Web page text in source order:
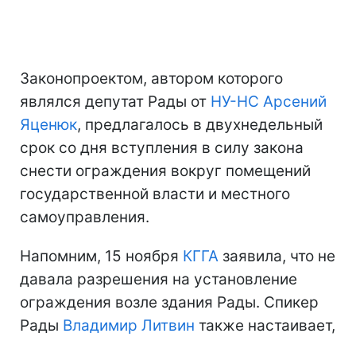
Законопроектом, автором которого
являлся депутат Рады от НУ-НС Арсений
Яценюк, предлагалось в двухнедельный
срок со дня вступления в силу закона
снести ограждения вокруг помещений
государственной власти и местного
самоуправления.
Напомним, 15 ноября КГГА заявила, что не
давала разрешения на установление
ограждения возле здания Рады. Спикер
Рады Владимир Литвин также настаивает,